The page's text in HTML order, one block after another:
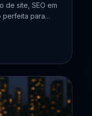
de site, SEO em
perfeita para